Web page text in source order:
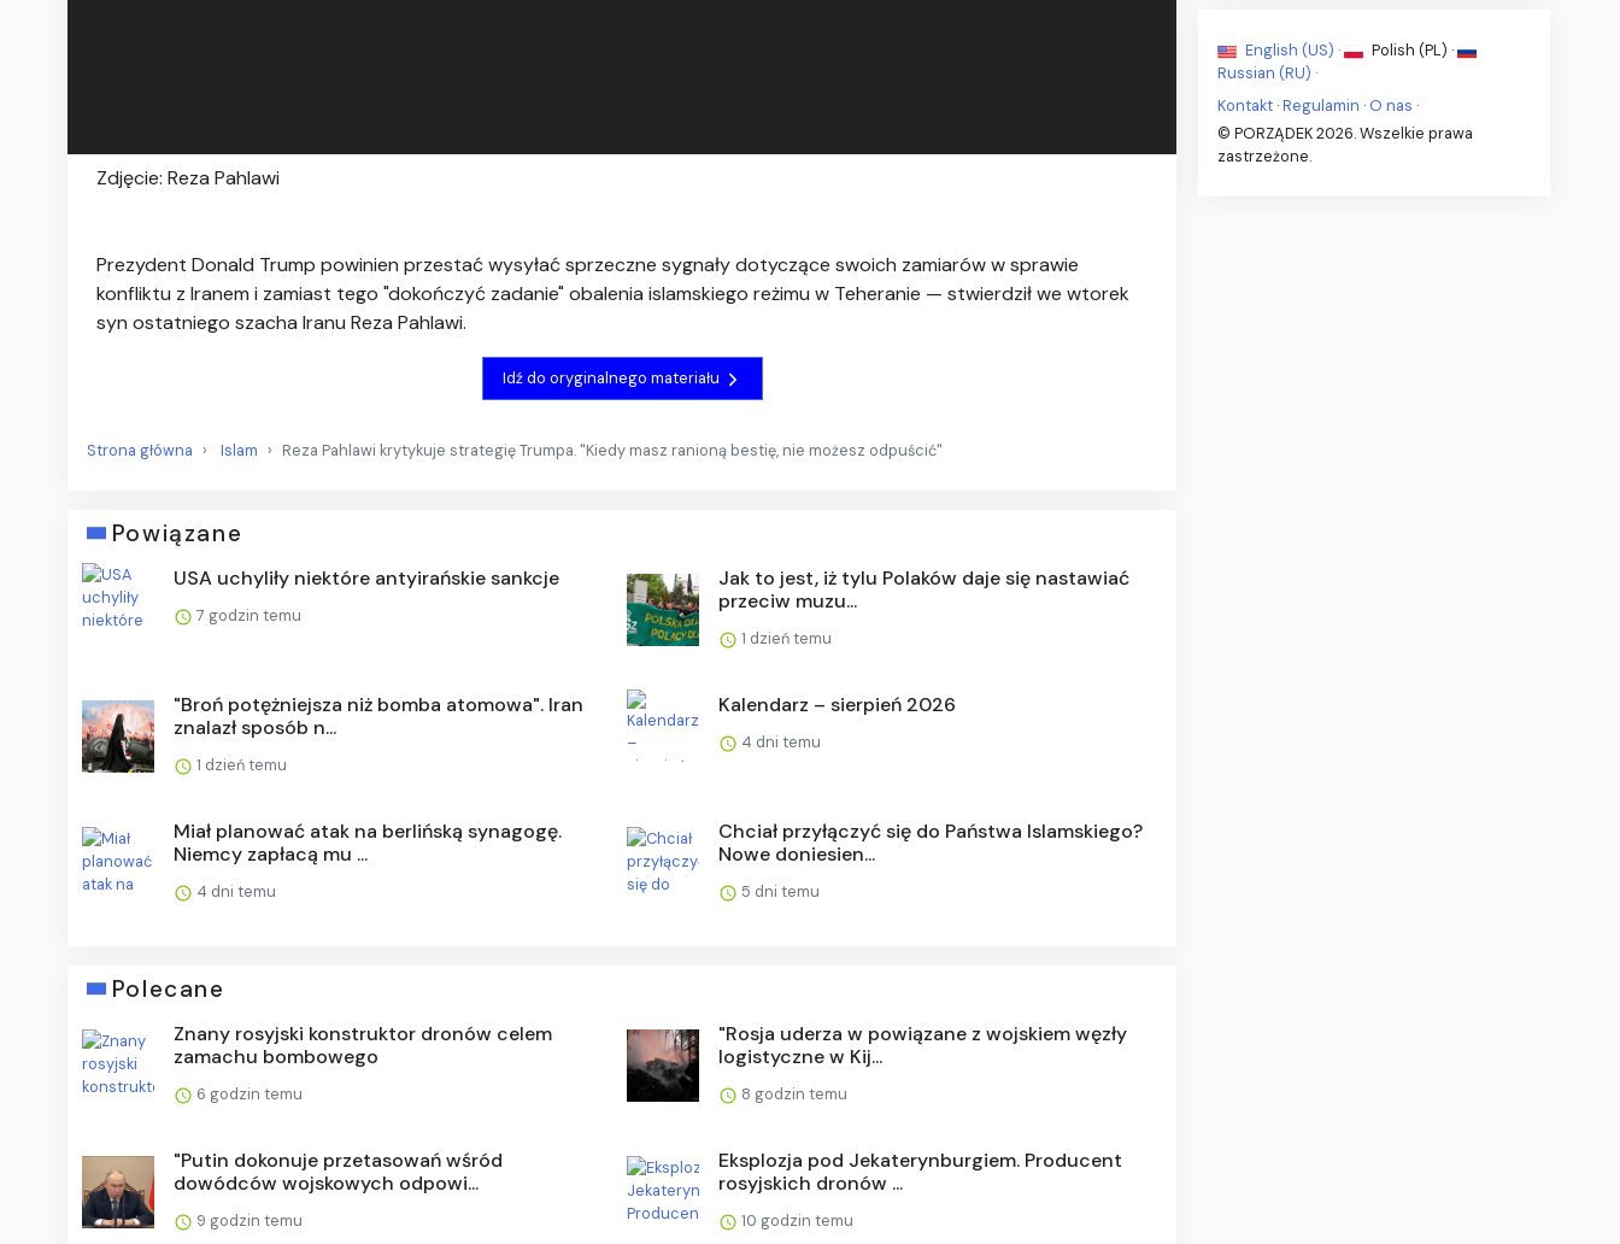
Zdjęcie: Reza Pahlawi
Prezydent Donald Trump powinien przestać wysyłać sprzeczne sygnały dotyczące swoich zamiarów w sprawie
konfliktu z Iranem i zamiast tego "dokończyć zadanie" obalenia islamskiego reżimu w Teheranie — stwierdził we wtorek
syn ostatniego szacha Iranu Reza Pahlawi.
Idź do oryginalnego materiału
Strona główna Islam Reza Pahlawi krytykuje strategię Trumpa. "Kiedy masz ranioną bestię, nie możesz odpuścić"
Powiązane
USA uchyliły niektóre antyirańskie sankcje
7 godzin temu
Jak to jest, iż tylu Polaków daje się nastawiać
przeciw muzu...
1 dzień temu
"Broń potężniejsza niż bomba atomowa". Iran
znalazł sposób n...
1 dzień temu
Kalendarz – sierpień 2026
4 dni temu
Miał planować atak na berlińską synagogę.
Niemcy zapłacą mu ...
4 dni temu
Chciał przyłączyć się do Państwa Islamskiego?
Nowe doniesien...
5 dni temu
Polecane
Znany rosyjski konstruktor dronów celem
zamachu bombowego
6 godzin temu
"Rosja uderza w powiązane z wojskiem węzły
logistyczne w Kij...
8 godzin temu
"Putin dokonuje przetasowań wśród
dowódców wojskowych odpowi...
9 godzin temu
Eksplozja pod Jekaterynburgiem. Producent
rosyjskich dronów ...
10 godzin temu
English (US) ·
Polish (PL) ·
Russian (RU) ·
Kontakt ·Regulamin · O nas ·
© PORZĄDEK 2026. Wszelkie prawa
zastrzeżone.